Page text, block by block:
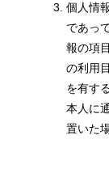
個人情
であっ
報の項
の利用
を有す
本人に
置いた